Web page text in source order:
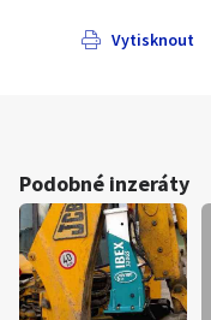
Vytisknout
Podobné inzeráty